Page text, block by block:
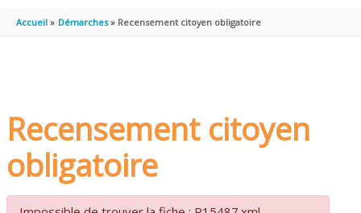
PRINCIPAL
Accueil Démarches Recensement citoyen obligatoire
Recensement citoyen
obligatoire